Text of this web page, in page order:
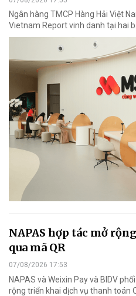
Ngân hàng TMCP Hàng Hải Việt
Vietnam Report vinh danh tại hai
NAPAS hợp tác mở
qua mã QR
07/08/2026 17:53
NAPAS và Weixin Pay và BIDV
rộng triển khai dịch vụ thanh toán